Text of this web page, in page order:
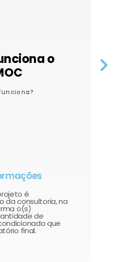
o
é
da consultoria, na
o(s)
de
que
final.​